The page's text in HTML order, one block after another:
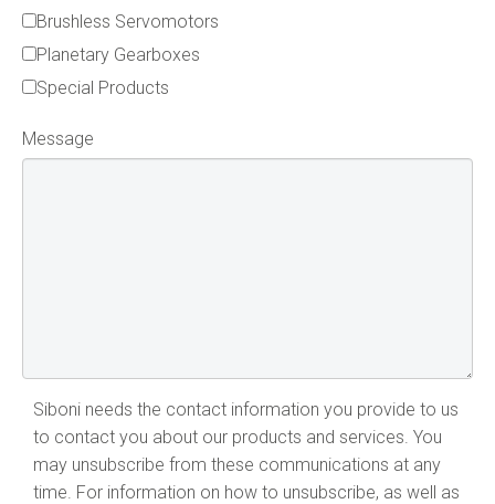
Brushless Servomotors
Planetary Gearboxes
Special Products
Message
Siboni needs the contact information you provide to us
to contact you about our products and services. You
may unsubscribe from these communications at any
time. For information on how to unsubscribe, as well as